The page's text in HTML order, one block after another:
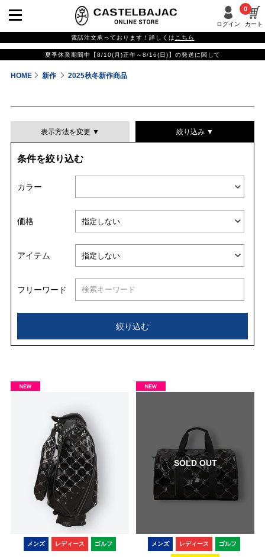
ログイン カート
0
電話注文承っております！詳しくは こちら
夏季休業期間中【8/10(月)正午～8/16(日)】の発送に関して
HOME 新作 2025秋冬新作商品
表示方法を変更 ▼
並び替える
絞り込み ▼
条件を絞り込む
カラー
価格
アイテム
フリーワード
絞り込む
メンズ レディース ゴルフ
SOLD OUT
メンズ レディース ゴルフ